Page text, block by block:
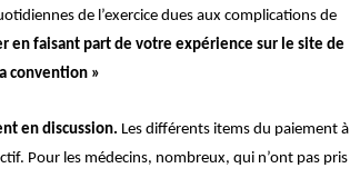
de l’exercice dues aux complications de
en faisant part de votre expérience sur le site de
convention »
en discussion. Les différents items du paiement à
Pour les médecins, nombreux, qui n’ont pas pris